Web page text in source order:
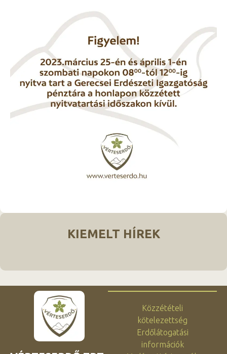
KIEMELT HÍREK
Közzétételi
kötelezettség
Erdőlátogatási
információk